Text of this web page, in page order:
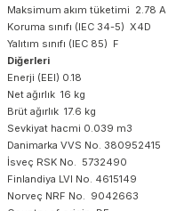
Maksimum akım tüketimi 2.78 A
Koruma sınıfı (IEC 34-5) X4D
Yalıtım sınıfı (IEC 85) F
Diğerleri
Enerji (EEI) 0.18
Net ağırlık 16 kg
Brüt ağırlık 17.6 kg
Sevkiyat hacmi 0.039 m3
Danimarka VVS No. 380952415
İsveç RSK No. 5732490
Finlandiya LVI No. 4615149
Norveç NRF No. 9042663